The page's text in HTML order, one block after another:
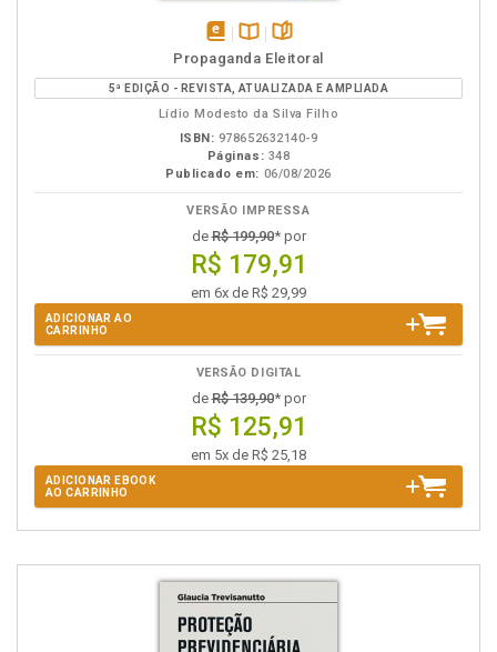
disponível
em
eBook
Disponível
na
B.V.
páginas
Propaganda Eleitoral
5ª EDIÇÃO - REVISTA, ATUALIZADA E AMPLIADA
Lídio Modesto da Silva Filho
ISBN: 978652632140-9
Páginas: 348
Publicado em: 06/08/2026
VERSÃO IMPRESSA
deR$ 199,90* por
R$ 179,91
em 6x de R$ 29,99
ADICIONAR AO
CARRINHO
VERSÃO DIGITAL
deR$ 139,90* por
R$ 125,91
em 5x de R$ 25,18
ADICIONAR EBOOK
AO CARRINHO